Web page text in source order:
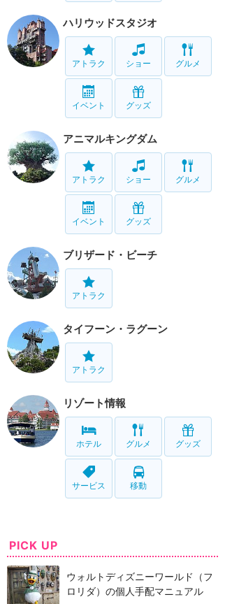
ハリウッドスタジオ
アトラク ショー グルメ
イベント グッズ
アニマルキングダム
アトラク ショー グルメ
イベント グッズ
ブリザード・ビーチ
アトラク
タイフーン・ラグーン
アトラク
リゾート情報
ホテル グルメ グッズ
サービス 移動
PICK UP
ウォルトディズニーワールド（フ
ロリダ）の個人手配マニュアル